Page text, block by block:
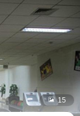
 15